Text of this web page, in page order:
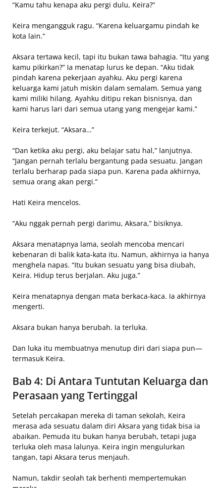
“Kamu tahu kenapa aku pergi dulu, Keira?”
Keira mengangguk ragu. “Karena keluargamu pindah ke
kota lain.”
Aksara tertawa kecil, tapi itu bukan tawa bahagia. “Itu yang
kamu pikirkan?” Ia menatap lurus ke depan. “Aku tidak
pindah karena pekerjaan ayahku. Aku pergi karena
keluarga kami jatuh miskin dalam semalam. Semua yang
kami miliki hilang. Ayahku ditipu rekan bisnisnya, dan
kami harus lari dari semua utang yang mengejar kami.”
Keira terkejut. “Aksara…”
“Dan ketika aku pergi, aku belajar satu hal,” lanjutnya.
“Jangan pernah terlalu bergantung pada sesuatu. Jangan
terlalu berharap pada siapa pun. Karena pada akhirnya,
semua orang akan pergi.”
Hati Keira mencelos.
“Aku nggak pernah pergi darimu, Aksara,” bisiknya.
Aksara menatapnya lama, seolah mencoba mencari
kebenaran di balik kata-kata itu. Namun, akhirnya ia hanya
menghela napas. “Itu bukan sesuatu yang bisa diubah,
Keira. Hidup terus berjalan. Aku juga.”
Keira menatapnya dengan mata berkaca-kaca. Ia akhirnya
mengerti.
Aksara bukan hanya berubah. Ia terluka.
Dan luka itu membuatnya menutup diri dari siapa pun—
termasuk Keira.
Bab 4: Di Antara Tuntutan Keluarga dan
Perasaan yang Tertinggal
Setelah percakapan mereka di taman sekolah, Keira
merasa ada sesuatu dalam diri Aksara yang tidak bisa ia
abaikan. Pemuda itu bukan hanya berubah, tetapi juga
terluka oleh masa lalunya. Keira ingin mengulurkan
tangan, tapi Aksara terus menjauh.
Namun, takdir seolah tak berhenti mempertemukan